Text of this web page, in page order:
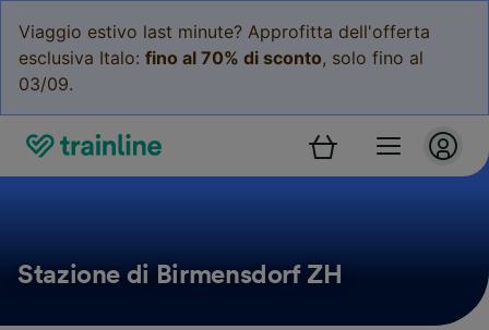
Viaggio estivo last minute? Approfitta dell'offerta
esclusiva Italo: fino al 70% di sconto, solo fino al
03/09.
Stazione di Birmensdorf ZH